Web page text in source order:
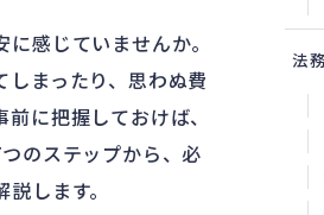
感じていませんか。
まったり、思わぬ費
に把握しておけば、
のステップから、必
します。
法務